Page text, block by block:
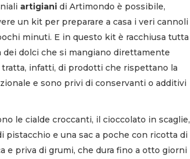
artigiani di Artimondo è possibile,
un kit per preparare a casa i veri cannoli
minuti. E in questo kit è racchiusa tutta
dei dolci che si mangiano direttamente
tratta, infatti, di prodotti che rispettano la
e sono privi di conservanti o additivi
le cialde croccanti, il cioccolato in scaglie,
pistacchio e una sac a poche con ricotta di
e priva di grumi, che dura fino a otto giorni